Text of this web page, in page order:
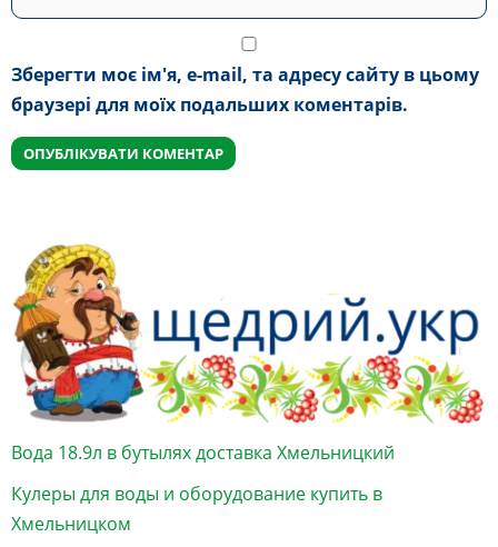
Зберегти моє ім'я, e-mail, та адресу сайту в цьому
браузері для моїх подальших коментарів.
Вода 18.9л в бутылях доставка Хмельницкий
Кулеры для воды и оборудование купить в
Хмельницком